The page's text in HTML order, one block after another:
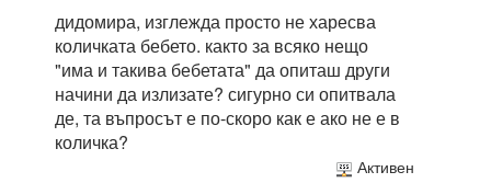
дидомира, изглежда просто не харесва
количката бебето. както за всяко нещо
"има и такива бебетата" да опиташ други
начини да излизате? сигурно си опитвала
де, та въпросът е по-скоро как е ако не е в
количка?
Активен